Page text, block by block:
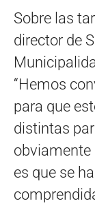
Sobre las
director de
“Hemos
para que
distintas
obviamente
es que se